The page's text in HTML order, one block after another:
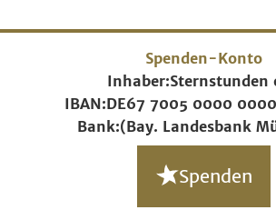
Spenden-Konto
Inhaber:Sternstunden
IBAN:DE67 7005 0000
Bank:(Bay. Landesbank
Spenden